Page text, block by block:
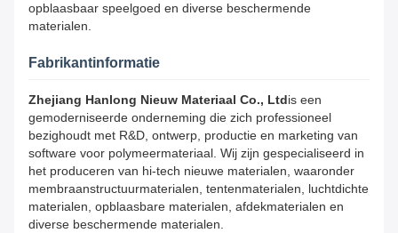
opblaasbaar speelgoed en diverse beschermende
materialen.
Fabrikantinformatie
Zhejiang Hanlong Nieuw Materiaal Co., Ltdis een
gemoderniseerde onderneming die zich professioneel
bezighoudt met R&D, ontwerp, productie en marketing van
software voor polymeermateriaal. Wij zijn gespecialiseerd in
het produceren van hi-tech nieuwe materialen, waaronder
membraanstructuurmaterialen, tentenmaterialen, luchtdichte
materialen, opblaasbare materialen, afdekmaterialen en
diverse beschermende materialen.